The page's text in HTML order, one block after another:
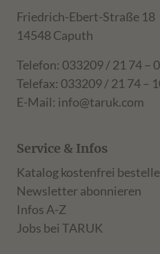
Friedrich-Ebert-Straße 18
14548 Caputh
Telefon: 033209 / 21 74 – 0
Telefax: 033209 / 21 74 –
E-Mail: info@taruk.com
Service & Infos
Katalog kostenfrei
Newsletter abonnieren
Infos A-Z
Jobs bei TARUK